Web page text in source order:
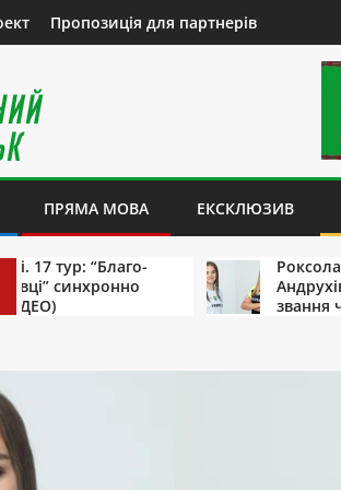
Пропозиція для партнерів
ПРЯМА МОВА ЕКСКЛЮЗИВ
“Благо-
Роксолана
Андрухів
звання чемпіонок